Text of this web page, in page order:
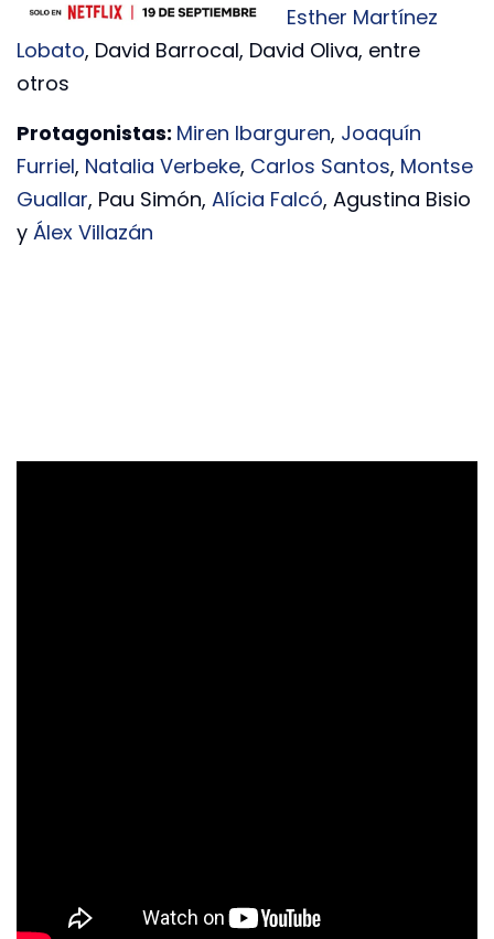
Esther Martínez
Lobato, David Barrocal, David Oliva, entre
otros
Protagonistas: Miren Ibarguren, Joaquín
Furriel, Natalia Verbeke, Carlos Santos, Montse
Guallar, Pau Simón, Alícia Falcó, Agustina Bisio
y Álex Villazán